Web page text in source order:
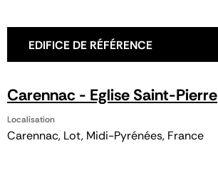
EDIFICE DE RÉFÉRENCE
Carennac - Eglise Saint-Pierre
Localisation
Carennac, Lot, Midi-Pyrénées, France